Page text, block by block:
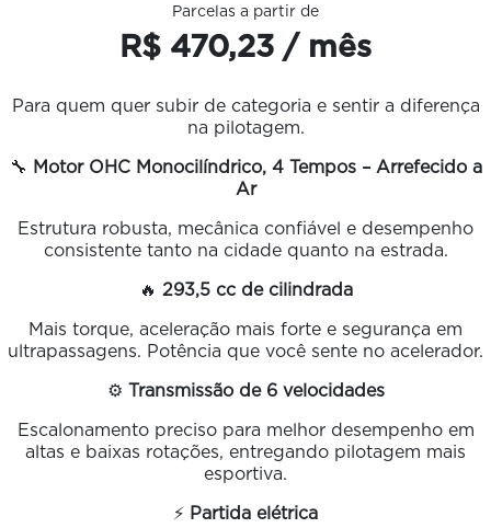
Parcelas a partir de
R$ 470,23 / mês
Para quem quer subir de categoria e sentir a diferença
na pilotagem.
🔧 Motor OHC Monocilíndrico, 4 Tempos – Arrefecido a
Ar
Estrutura robusta, mecânica confiável e desempenho
consistente tanto na cidade quanto na estrada.
🔥 293,5 cc de cilindrada
Mais torque, aceleração mais forte e segurança em
ultrapassagens. Potência que você sente no acelerador.
⚙️ Transmissão de 6 velocidades
Escalonamento preciso para melhor desempenho em
altas e baixas rotações, entregando pilotagem mais
esportiva.
⚡ Partida elétrica